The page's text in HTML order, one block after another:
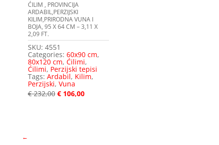
ĆILIM , PROVINCIJA
ARDABIL,PERZIJSKI
KILIM,PRIRODNA VUNA I
BOJA, 95 X 64 CM – 3,11 X
2,09 FT.
SKU: 4551
Categories: 60x90 cm,
80x120 cm, Ćilimi,
Ćilimi, Perzijski tepisi
Tags: Ardabil, Kilim,
Perzijski, Vuna
€232,00 €106,00
←